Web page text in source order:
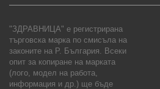
"ЗДРАВНИЦА" е регистрирана
търговска марка по смисъла на
законите на Р. България. Всеки
опит за копиране на марката
(лого, модел на работа,
информация и др.) ще бъде